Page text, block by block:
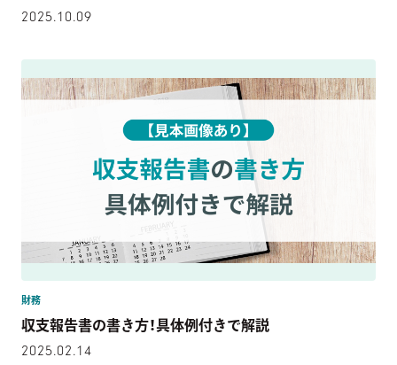
2025.10.09
財務
収支報告書の書き方！具体例付きで解説
2025.02.14